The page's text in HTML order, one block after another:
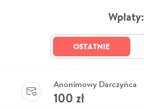
Wpłaty:
OSTATNIE
Anonimowy Darczyńca
100 zł